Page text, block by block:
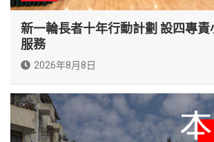
新一輪長者十年行動計劃 設四專
服務
2026年8月8日